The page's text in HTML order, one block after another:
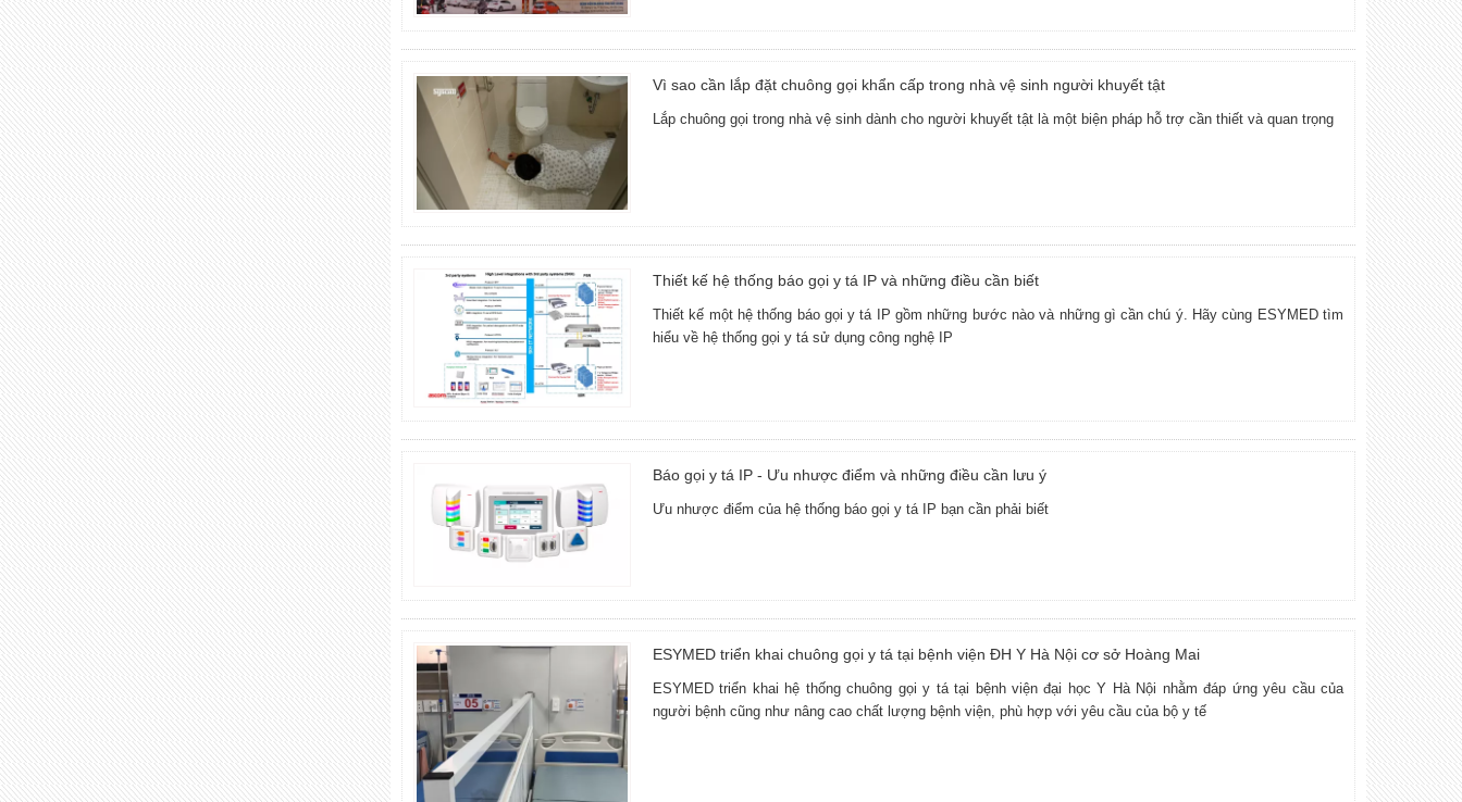
Vì sao cần lắp đặt chuông gọi khẩn cấp trong nhà vệ sinh người khuyết tật
Lắp chuông gọi trong nhà vệ sinh dành cho người khuyết tật là một biện pháp hỗ trợ cần thiết và quan trọng
Thiết kế hệ thống báo gọi y tá IP và những điều cần biết
Thiết kế một hệ thống báo gọi y tá IP gồm những bước nào và những gì cần chú ý. Hãy cùng ESYMED tìm
hiểu về hệ thống gọi y tá sử dụng công nghệ IP
Báo gọi y tá IP - Ưu nhược điểm và những điều cần lưu ý
Ưu nhược điểm của hệ thống báo gọi y tá IP bạn cần phải biết
ESYMED triển khai chuông gọi y tá tại bệnh viện ĐH Y Hà Nội cơ sở Hoàng Mai
ESYMED triển khai hệ thống chuông gọi y tá tại bệnh viện đại học Y Hà Nội nhằm đáp ứng yêu cầu của
người bệnh cũng như nâng cao chất lượng bệnh viện, phù hợp với yêu cầu của bộ y tế